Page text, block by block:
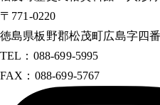
〒771-0220
徳島県板野郡松茂町広島字四
TEL：088-699-5995
FAX：088-699-5767